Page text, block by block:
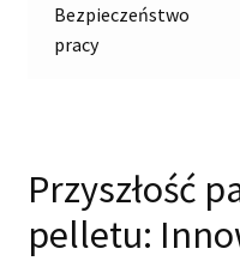
Bezpieczeństwo
pracy
Przyszłość
pelletu: